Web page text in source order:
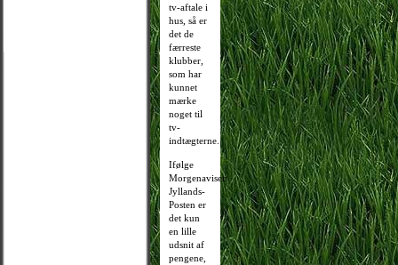
tv-aftale i
hus, så er
det de
færreste
klubber,
som har
kunnet
mærke
noget til
tv-
indtægterne.
Ifølge
Morgenavisen
Jyllands-
Posten er
det kun
en lille
udsnit af
pengene,